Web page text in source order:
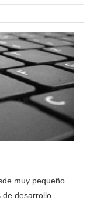
muy pequeño
desarrollo.